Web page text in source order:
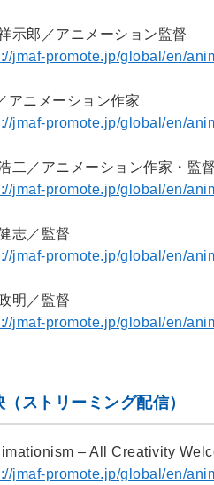
示郎／アニメーション監督
jmaf-promote.jp/global/en/
アニメーション作家
jmaf-promote.jp/global/en/
二／アニメーション作家・監督
jmaf-promote.jp/global/en/
志／監督
jmaf-promote.jp/global/en/
明／監督
jmaf-promote.jp/global/en/
（ストリーミング配信）
– All Creativity
jmaf-promote.jp/global/en/